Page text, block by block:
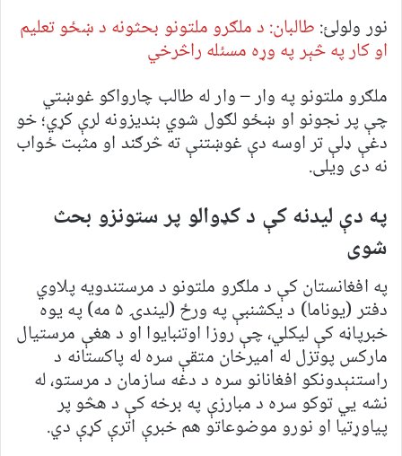
نور ولولئ: طالبان: د ملګرو ملتونو بحثونه د ښځو تعلیم
او کار په څېر په وړه مسئله راڅرخي
ملګرو ملتونو په وار – وار له طالب چارواکو غوښتي
چې پر نجونو او ښځو لګول شوي بندیزونه لرې کړي؛ خو
دغې ډلې تر اوسه دې غوښتنې ته څرګند او مثبت ځواب
نه دی ویلی.
په دې لیدنه کې د کډوالو پر ستونزو بحث
شوی
په افغانستان کې د ملګرو ملتونو د مرستندویه پلاوي
دفتر (یوناما) د یکشنبې په ورځ (لیندۍ ۵ مه) په یوه
خبرپاڼه کې لیکلي، چې روزا اوتنبایوا او د هغې مرستیال
مارکس پوتزل له امیرخان متقې سره له پاکستانه د
راستنېدونکو افغانانو سره د دغه سازمان د مرستو، له
نشه يي توکو سره د مبارزې په برخه کې د هڅو پر
پياوړتيا او نورو موضوعاتو هم خبرې اترې کړې دي.